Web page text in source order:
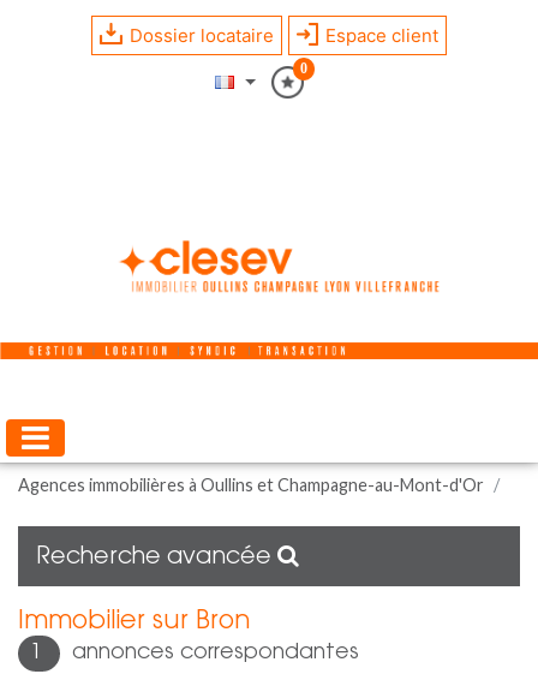
Dossier locataire Espace client
0
Agences immobilières à Oullins et Champagne-au-Mont-d'Or
Recherche avancée
Immobilier sur Bron
annonces correspondantes